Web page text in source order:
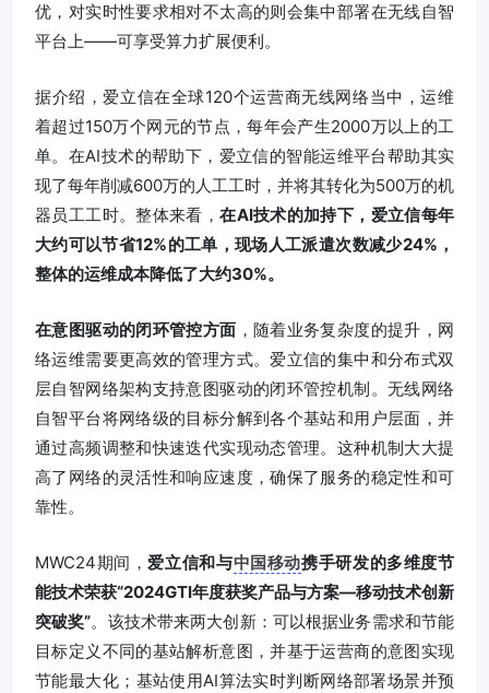
优，对实时性要求相对不太高的则会集中部署在无线自智
平台上——可享受算力扩展便利。
据介绍，爱立信在全球120个运营商无线网络当中，运维
着超过150万个网元的节点，每年会产生2000万以上的工
单。在AI技术的帮助下，爱立信的智能运维平台帮助其实
现了每年削减600万的人工工时，并将其转化为500万的机
器员工工时。整体来看，在AI技术的加持下，爱立信每年
大约可以节省12%的工单，现场人工派遣次数减少24%，
整体的运维成本降低了大约30%。
在意图驱动的闭环管控方面 ，随着业务复杂度的提升，网
络运维需要更高效的管理方式。爱立信的集中和分布式双
层自智网络架构支持意图驱动的闭环管控机制。无线网络
自智平台将网络级的目标分解到各个基站和用户层面，并
通过高频调整和快速迭代实现动态管理。这种机制大大提
高了网络的灵活性和响应速度，确保了服务的稳定性和可
靠性。
MWC24期间，爱立信和与中国移动携手研发的多维度节
能技术荣获“2024GTI年度获奖产品与方案—移动技术创新
突破奖”。该技术带来两大创新：可以根据业务需求和节能
目标定义不同的基站解析意图，并基于运营商的意图实现
节能最大化；基站使用AI算法实时判断网络部署场景并预